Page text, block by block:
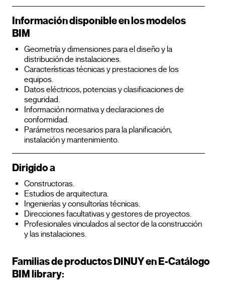
Información disponible en los modelos
BIM
Geometría y dimensiones para el diseño y la
distribución de instalaciones.
Características técnicas y prestaciones de los
equipos.
Datos eléctricos, potencias y clasificaciones de
seguridad.
Información normativa y declaraciones de
conformidad.
Parámetros necesarios para la planificación,
instalación y mantenimiento.
Dirigido a
Constructoras.
Estudios de arquitectura.
Ingenierías y consultorías técnicas.
Direcciones facultativas y gestores de proyectos.
Profesionales vinculados al sector de la construcción
y las instalaciones.
Familias de productos DINUY en E-Catálogo
BIM library: